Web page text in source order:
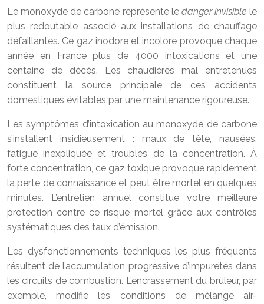
Le monoxyde de carbone représente le danger invisible le
plus redoutable associé aux installations de chauffage
défaillantes. Ce gaz inodore et incolore provoque chaque
année en France plus de 4000 intoxications et une
centaine de décès. Les chaudières mal entretenues
constituent la source principale de ces accidents
domestiques évitables par une maintenance rigoureuse.
Les symptômes d’intoxication au monoxyde de carbone
s’installent insidieusement : maux de tête, nausées,
fatigue inexpliquée et troubles de la concentration. À
forte concentration, ce gaz toxique provoque rapidement
la perte de connaissance et peut être mortel en quelques
minutes. L’entretien annuel constitue votre meilleure
protection contre ce risque mortel grâce aux contrôles
systématiques des taux d’émission.
Les dysfonctionnements techniques les plus fréquents
résultent de l’accumulation progressive d’impuretés dans
les circuits de combustion. L’encrassement du brûleur, par
exemple, modifie les conditions de mélange air-